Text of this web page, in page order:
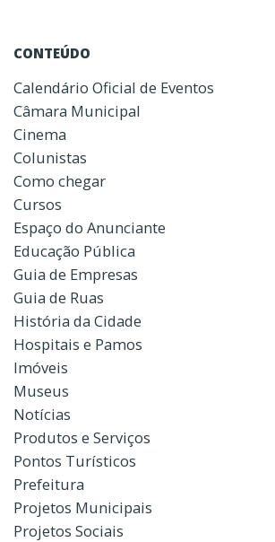
CONTEÚDO
Calendário Oficial de Eventos
Câmara Municipal
Cinema
Colunistas
Como chegar
Cursos
Espaço do Anunciante
Educação Pública
Guia de Empresas
Guia de Ruas
História da Cidade
Hospitais e Pamos
Imóveis
Museus
Notícias
Produtos e Serviços
Pontos Turísticos
Prefeitura
Projetos Municipais
Projetos Sociais